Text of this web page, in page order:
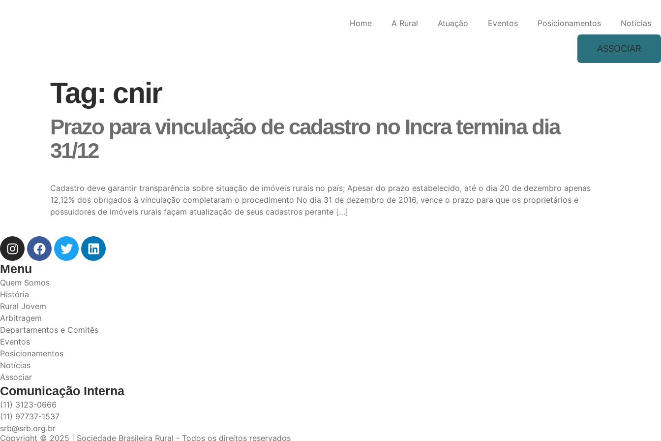
Home A Rural Atuação Eventos Posicionamentos Notícias
ASSOCIAR
Tag: cnir
Prazo para vinculação de cadastro no Incra termina dia
31/12
Cadastro deve garantir transparência sobre situação de imóveis rurais no país; Apesar do prazo estabelecido, até o dia 20 de dezembro apenas
12,12% dos obrigados à vinculação completaram o procedimento No dia 31 de dezembro de 2016, vence o prazo para que os proprietários e
possuidores de imóveis rurais façam atualização de seus cadastros perante […]
Menu
Quem Somos
História
Rural Jovem
Arbitragem
Departamentos e Comitês
Eventos
Posicionamentos
Notícias
Associar
Comunicação Interna
(11) 3123-0666
(11) 97737-1537
srb@srb.org.br
Copyright © 2025 | Sociedade Brasileira Rural - Todos os direitos reservados